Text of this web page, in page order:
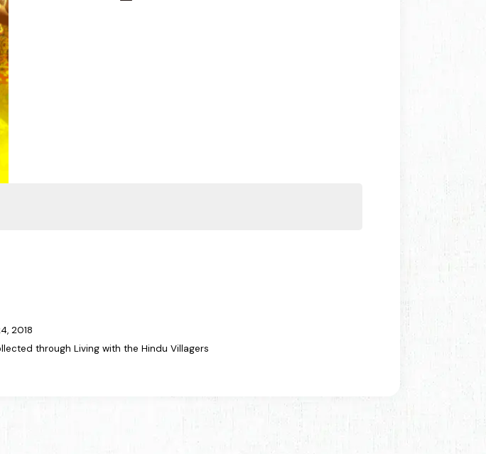
2018
through Living with the Hindu Villagers